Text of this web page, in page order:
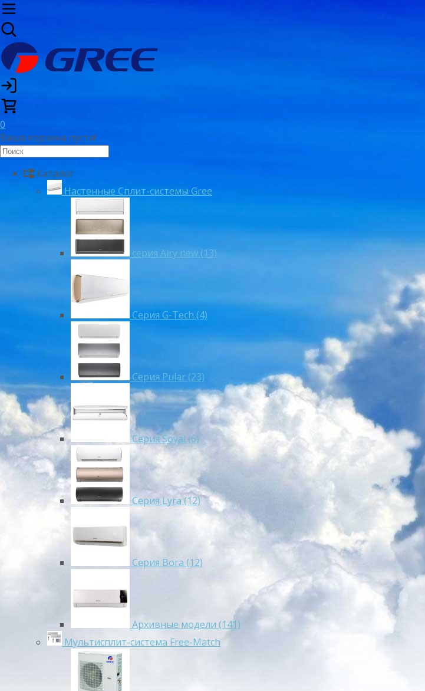
0
Ваша корзина пуста!
Каталог
Настенные Сплит-системы Gree
серия Airy new (13)
Серия G-Tech (4)
Серия Pular (23)
Cерия Soyal (6)
Серия Lyra (12)
Серия Bora (12)
Архивные модели (141)
Мультисплит-система Free-Match